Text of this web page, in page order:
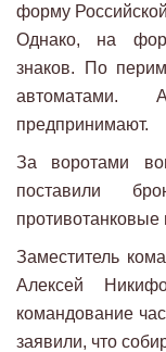
форму
Однако, на
знаков. По
автоматами.
предпринимают.
За воротами
поставили
Заместитель
Алексей
командование
заявили, что